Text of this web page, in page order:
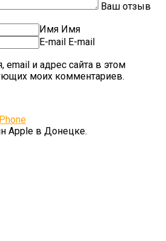
Ваш отзыв
Имя Имя
E-mail E-mail
email и адрес сайта в этом
моих комментариев.
Apple в Донецке.